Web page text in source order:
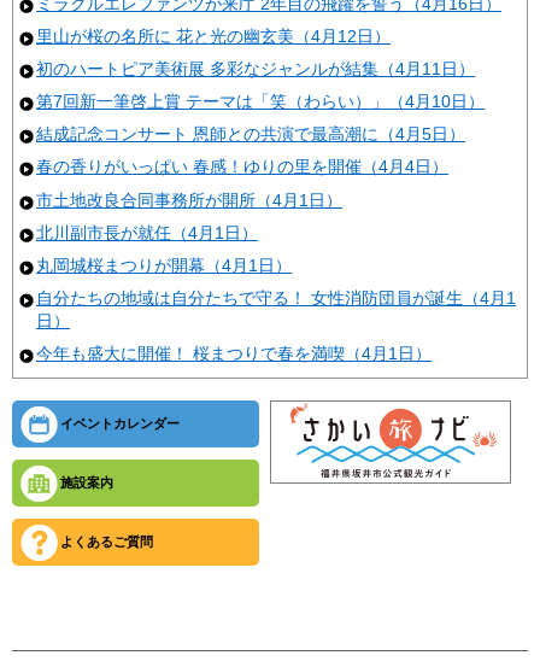
里山が桜の名所に 花と光の幽玄美（4月12日）
初のハートピア美術展 多彩なジャンルが結集（4月11日）
第7回新一筆啓上賞 テーマは「笑（わらい）」（4月10日）
結成記念コンサート 恩師との共演で最高潮に（4月5日）
春の香りがいっぱい 春感！ゆりの里を開催（4月4日）
市土地改良合同事務所が開所（4月1日）
北川副市長が就任（4月1日）
丸岡城桜まつりが開幕（4月1日）
自分たちの地域は自分たちで守る！ 女性消防団員が誕生（4月1
日）
今年も盛大に開催！ 桜まつりで春を満喫（4月1日）
イベントカレンダー
施設案内
よくあるご質問